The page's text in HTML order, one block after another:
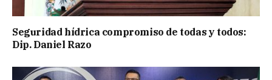
Seguridad hídrica compromiso de todas y todos:
Dip. Daniel Razo